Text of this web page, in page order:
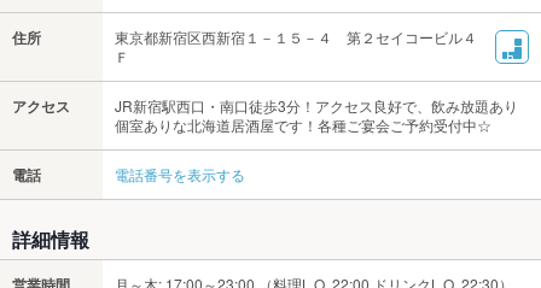
住所
東京都新宿区西新宿１－１５－４ 第２セイコービル４
Ｆ
アクセス
JR新宿駅西口・南口徒歩3分！アクセス良好で、飲み放題あり
個室ありな北海道居酒屋です！各種ご宴会ご予約受付中☆
電話 電話番号を表示する
詳細情報